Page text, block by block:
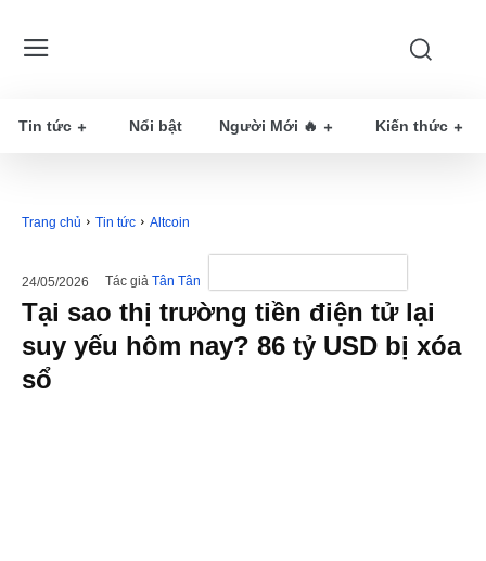
Tin tức Nổi bật Người Mới 🔥 Kiến thức
Trang chủ Tin tức Altcoin
24/05/2026 Tác giả Tân Tân
Tại sao thị trường tiền điện tử lại
suy yếu hôm nay? 86 tỷ USD bị xóa
sổ